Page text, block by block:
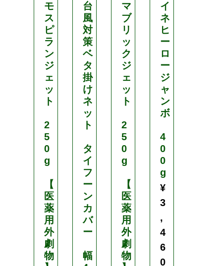
モ
ス
ピ
ラ
ン
ジ
ェ
ッ
ト
2
5
0
g
【
医
薬
用
外
劇
物
台
風
対
策
ベ
タ
掛
け
ネ
ッ
ト
タ
イ
フ
ー
ン
カ
バ
ー
幅
マ
ブ
リ
ッ
ク
ジ
ェ
ッ
ト
2
5
0
g
【
医
薬
用
外
劇
物
イ
ネ
ヒ
ー
ロ
ー
ジ
ャ
ン
ボ
4
0
0
g
¥
3
,
4
6
0